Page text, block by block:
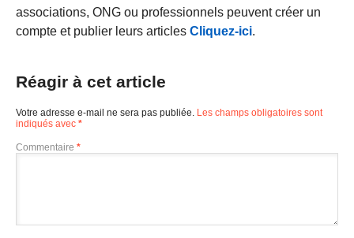
associations, ONG ou professionnels peuvent créer un
compte et publier leurs articles Cliquez-ici.
Réagir à cet article
Votre adresse e-mail ne sera pas publiée. Les champs obligatoires sont
indiqués avec *
Commentaire *